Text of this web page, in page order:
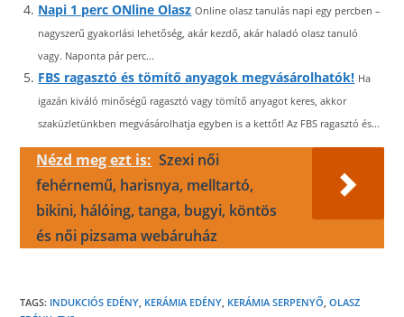
Napi 1 perc ONline Olasz Online olasz tanulás napi egy percben –
nagyszerű gyakorlási lehetőség, akár kezdő, akár haladó olasz tanuló
vagy. Naponta pár perc...
FBS ragasztó és tömítő anyagok megvásárolhatók! Ha
igazán kiváló minőségű ragasztó vagy tömítő anyagot keres, akkor
szaküzletünkben megvásárolhatja egyben is a kettőt! Az FBS ragasztó és...
Nézd meg ezt is: Szexi női
fehérnemű, harisnya, melltartó,
bikini, hálóing, tanga, bugyi, köntös
és női pizsama webáruház
TAGS: INDUKCIÓS EDÉNY, KERÁMIA EDÉNY, KERÁMIA SERPENYŐ, OLASZ